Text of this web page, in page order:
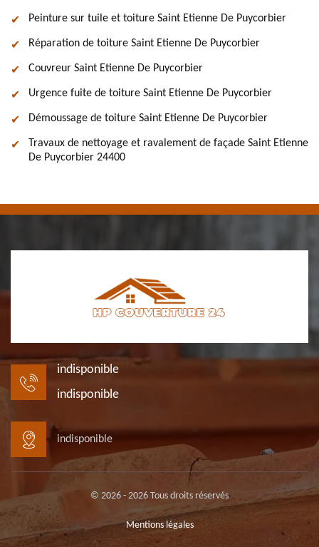
Peinture sur tuile et toiture Saint Etienne De Puycorbier
Réparation de toiture Saint Etienne De Puycorbier
Couvreur Saint Etienne De Puycorbier
Urgence fuite de toiture Saint Etienne De Puycorbier
Démoussage de toiture Saint Etienne De Puycorbier
Travaux de nettoyage et ravalement de façade Saint Etienne
De Puycorbier 24400
indisponible
indisponible
indisponible
© 2026 - 2026 Tous droits réservés
Mentions légales